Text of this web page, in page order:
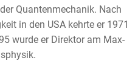
Quantenmechanik. Nach
in den USA kehrte er 1971
wurde er Direktor am Max-